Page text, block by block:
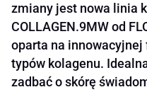
zmiany jest nowa linia
COLLAGEN.9MW od
oparta na
typów kolagenu.
zadbać o skórę